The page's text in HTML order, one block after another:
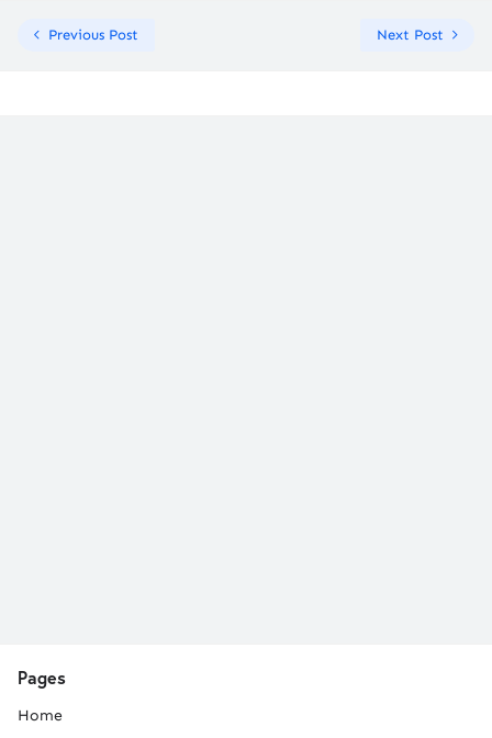
Previous Post Next Post
Pages
Home